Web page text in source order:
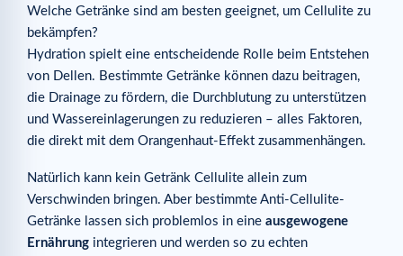
Welche Getränke sind am besten geeignet, um Cellulite zu
bekämpfen?
Hydration spielt eine entscheidende Rolle beim Entstehen
von Dellen. Bestimmte Getränke können dazu beitragen,
die Drainage zu fördern, die Durchblutung zu unterstützen
und Wassereinlagerungen zu reduzieren – alles Faktoren,
die direkt mit dem Orangenhaut-Effekt zusammenhängen.
Natürlich kann kein Getränk Cellulite allein zum
Verschwinden bringen. Aber bestimmte Anti-Cellulite-
Getränke lassen sich problemlos in eine ausgewogene
Ernährung integrieren und werden so zu echten